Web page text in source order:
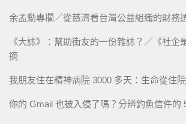
余孟勳專欄／從慈濟看台灣公益組織的財務
《大誌》：幫助街友的一份雜誌？／《社企
摘
我朋友住在精神病院 3000 多天：生命從住
你的 Gmail 也被入侵了嗎？分辨釣魚信件的